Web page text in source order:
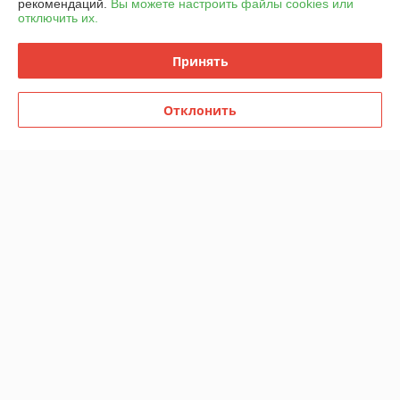
Полная версия сайта
Политика обработки cookies
рекомендаций. Вы можете настроить файлы cookies или
отключить их.
Принять
Отклонить